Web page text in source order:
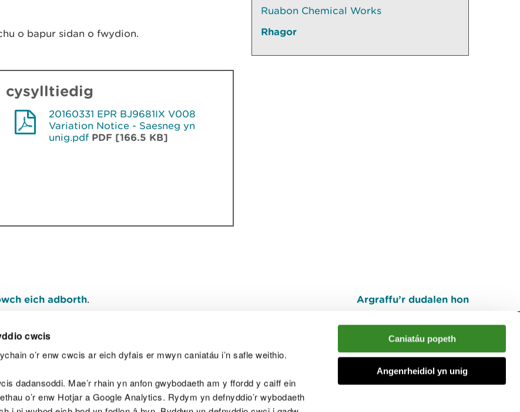
cwcis
o’r enw cwcis ar eich dyfais er mwyn caniatáu i’n safle weithio.
dadansoddi. Mae’r rhain yn anfon gwybodaeth am y ffordd y caiff ein
o’r enw Hotjar a Google Analytics. Rydym yn defnyddio’r wybodaeth
Caniatáu popeth
Angenrheidiol yn unig
o bapur sidan o fwydion.
cysylltiedig
20160331 EPR BJ9681IX V008
Variation Notice - Saesneg yn
unig.pdf PDF [166.5 KB]
Ruabon Chemical Works
Rhagor
eich adborth. Argraffu’r dudalen hon
I fyny